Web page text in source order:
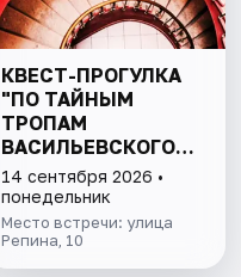
КВЕСТ-ПРОГУЛКА
"ПО ТАЙНЫМ
ТРОПАМ
ВАСИЛЬЕВСКОГО
ОСТРОВА"
14 сентября 2026 •
понедельник
Место встречи: улица
Репина, 10